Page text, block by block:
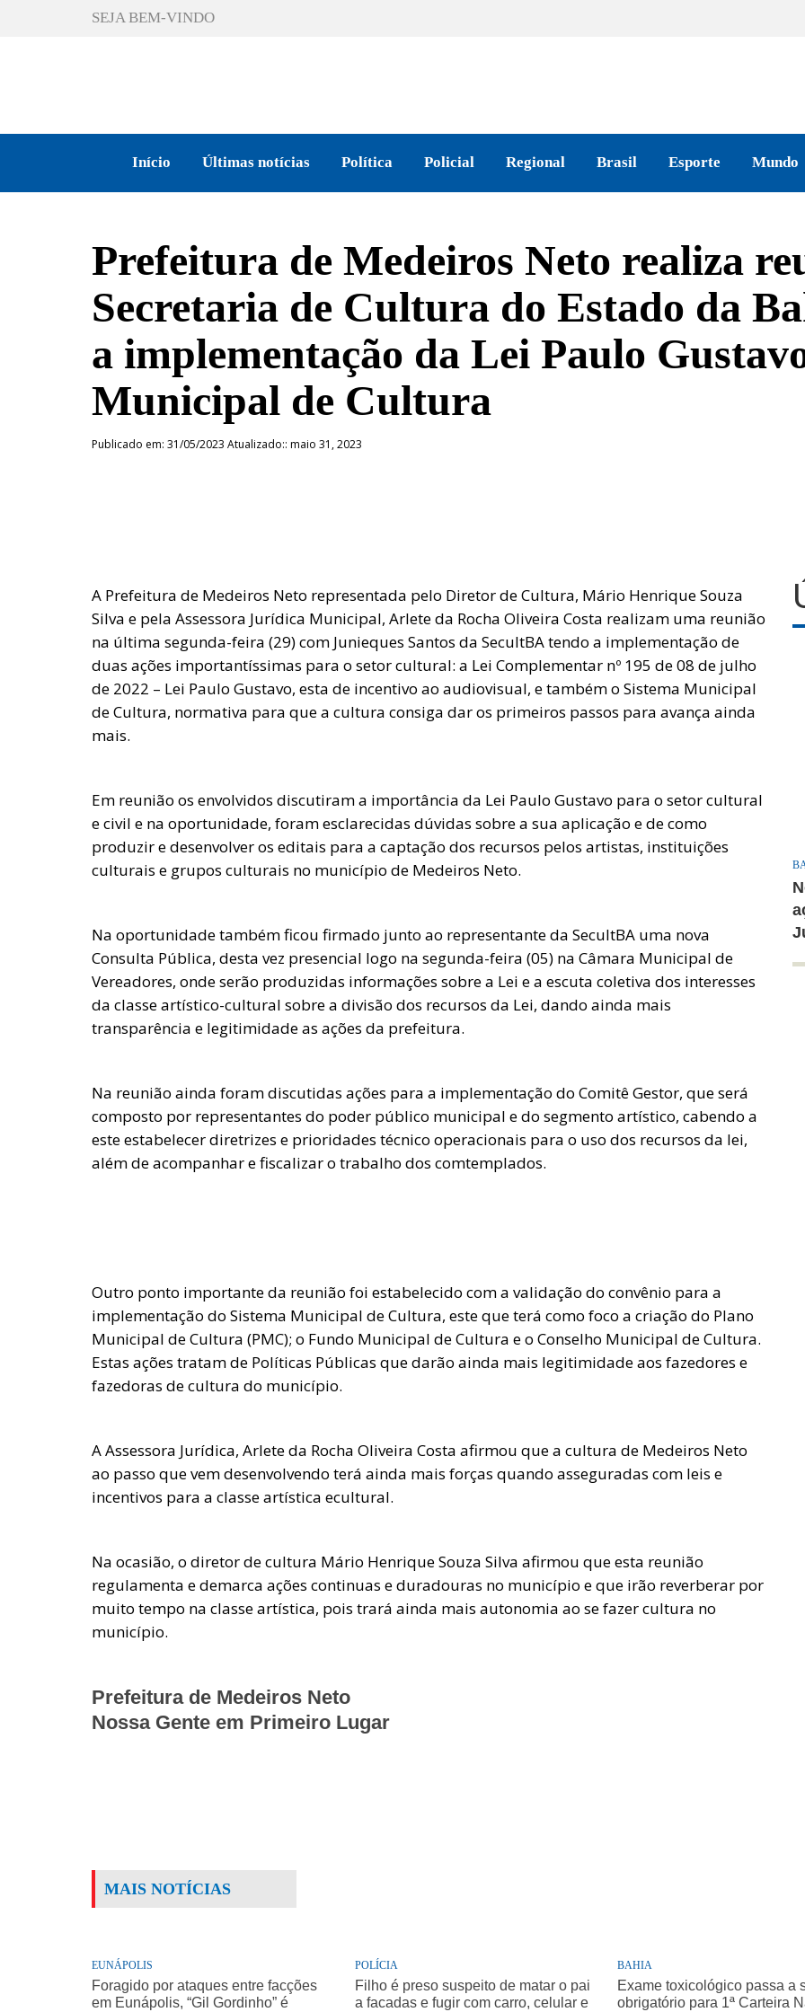
SEJA BEM-VINDO
Início Últimas notícias Política Policial Regional Brasil Esporte Mundo
Prefeitura de Medeiros Neto realiza
Secretaria de Cultura do Estado da
a implementação da Lei Paulo
Municipal de Cultura
Publicado em: 31/05/2023 Atualizado:: maio 31, 2023
A Prefeitura de Medeiros Neto representada pelo Diretor de Cultura, Mário Henrique Souza
Silva e pela Assessora Jurídica Municipal, Arlete da Rocha Oliveira Costa realizam uma reunião
na última segunda-feira (29) com Junieques Santos da SecultBA tendo a implementação de
duas ações importantíssimas para o setor cultural: a Lei Complementar nº 195 de 08 de julho
de 2022 – Lei Paulo Gustavo, esta de incentivo ao audiovisual, e também o Sistema Municipal
de Cultura, normativa para que a cultura consiga dar os primeiros passos para avança ainda
mais.
Em reunião os envolvidos discutiram a importância da Lei Paulo Gustavo para o setor cultural
e civil e na oportunidade, foram esclarecidas dúvidas sobre a sua aplicação e de como
produzir e desenvolver os editais para a captação dos recursos pelos artistas, instituições
culturais e grupos culturais no município de Medeiros Neto.
Na oportunidade também ficou firmado junto ao representante da SecultBA uma nova
Consulta Pública, desta vez presencial logo na segunda-feira (05) na Câmara Municipal de
Vereadores, onde serão produzidas informações sobre a Lei e a escuta coletiva dos interesses
da classe artístico-cultural sobre a divisão dos recursos da Lei, dando ainda mais
transparência e legitimidade as ações da prefeitura.
Na reunião ainda foram discutidas ações para a implementação do Comitê Gestor, que será
composto por representantes do poder público municipal e do segmento artístico, cabendo a
este estabelecer diretrizes e prioridades técnico operacionais para o uso dos recursos da lei,
além de acompanhar e fiscalizar o trabalho dos comtemplados.
Outro ponto importante da reunião foi estabelecido com a validação do convênio para a
implementação do Sistema Municipal de Cultura, este que terá como foco a criação do Plano
Municipal de Cultura (PMC); o Fundo Municipal de Cultura e o Conselho Municipal de Cultura.
Estas ações tratam de Políticas Públicas que darão ainda mais legitimidade aos fazedores e
fazedoras de cultura do município.
A Assessora Jurídica, Arlete da Rocha Oliveira Costa afirmou que a cultura de Medeiros Neto
ao passo que vem desenvolvendo terá ainda mais forças quando asseguradas com leis e
incentivos para a classe artística ecultural.
Na ocasião, o diretor de cultura Mário Henrique Souza Silva afirmou que esta reunião
regulamenta e demarca ações continuas e duradouras no município e que irão reverberar por
muito tempo na classe artística, pois trará ainda mais autonomia ao se fazer cultura no
município.
Prefeitura de Medeiros Neto
Nossa Gente em Primeiro Lugar
MAIS NOTÍCIAS
EUNÁPOLIS
Foragido por ataques entre facções
em Eunápolis, “Gil Gordinho” é
POLÍCIA
Filho é preso suspeito de matar o pai
a facadas e fugir com carro, celular e
BAHIA
Exame toxicológico passa a
obrigatório para 1ª Carteira